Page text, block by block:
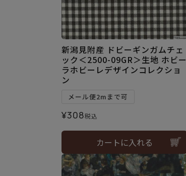
新潟見附産 ドビーギンガムチェ
ック＜2500-09GR＞生地 ホビー
ラホビーレデザインコレクショ
ン
メール便2mまで可
¥308税込
カートに入れる